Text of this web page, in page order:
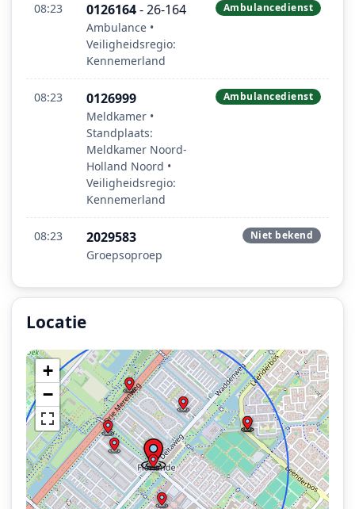
08:23 0126164- 26-164
Ambulance •
Veiligheidsregio:
Kennemerland
Ambulancedienst
08:23 0126999
Meldkamer •
Standplaats:
Meldkamer Noord-
Holland Noord •
Veiligheidsregio:
Kennemerland
Ambulancedienst
08:23 2029583
Groepsoproep
Niet bekend
Locatie
+
−
Locatie van het incident: Deltaweg, Hoofddorp.